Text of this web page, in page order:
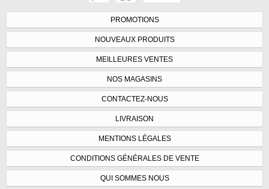
PROMOTIONS
NOUVEAUX PRODUITS
MEILLEURES VENTES
NOS MAGASINS
CONTACTEZ-NOUS
LIVRAISON
MENTIONS LÉGALES
CONDITIONS GÉNÉRALES DE VENTE
QUI SOMMES NOUS